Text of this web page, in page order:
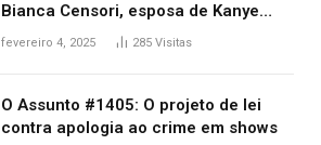
Bianca Censori, esposa de Kanye
West que apareceu nua no Grammy
fevereiro 4, 2025 285 Visitas
O Assunto #1405: O projeto de lei
contra apologia ao crime em shows